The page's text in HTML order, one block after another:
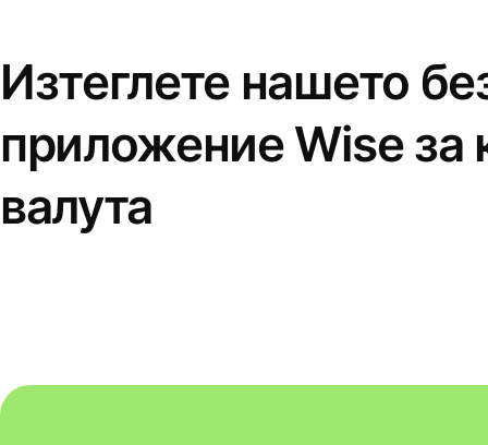
Изтеглете нашето
приложение Wise за
валута